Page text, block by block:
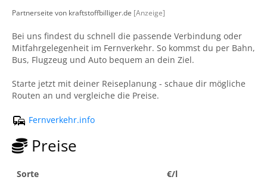
Partnerseite von kraftstoffbilliger.de [Anzeige]
Bei uns findest du schnell die passende Verbindung oder
Mitfahrgelegenheit im Fernverkehr. So kommst du per Bahn,
Bus, Flugzeug und Auto bequem an dein Ziel.
Starte jetzt mit deiner Reiseplanung - schaue dir mögliche
Routen an und vergleiche die Preise.
Fernverkehr.info
Preise
Sorte
€/l